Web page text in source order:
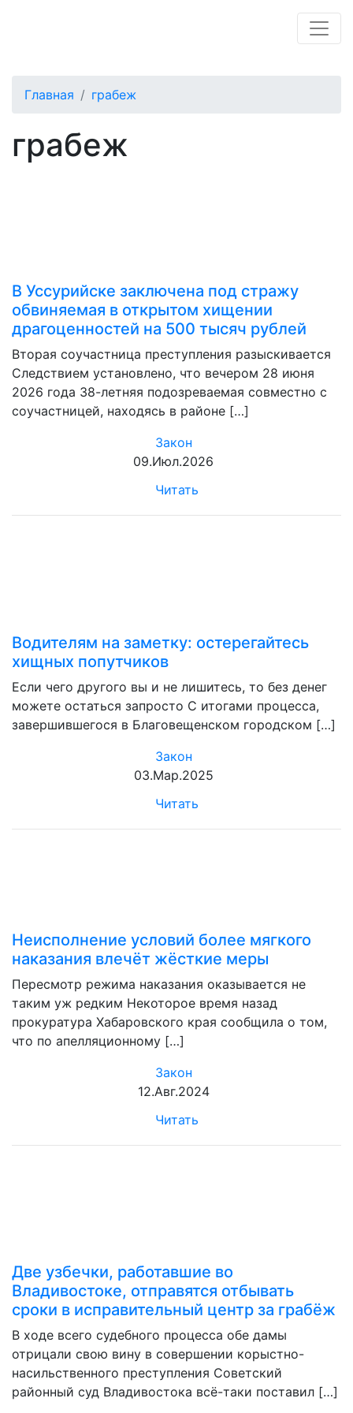
Главная грабеж
грабеж
В Уссурийске заключена под стражу
обвиняемая в открытом хищении
драгоценностей на 500 тысяч рублей
Вторая соучастница преступления разыскивается
Следствием установлено, что вечером 28 июня
2026 года 38-летняя подозреваемая совместно с
соучастницей, находясь в районе […]
Закон
09.Июл.2026
Читать
Водителям на заметку: остерегайтесь
хищных попутчиков
Если чего другого вы и не лишитесь, то без денег
можете остаться запросто С итогами процесса,
завершившегося в Благовещенском городском […]
Закон
03.Мар.2025
Читать
Неисполнение условий более мягкого
наказания влечёт жёсткие меры
Пересмотр режима наказания оказывается не
таким уж редким Некоторое время назад
прокуратура Хабаровского края сообщила о том,
что по апелляционному […]
Закон
12.Авг.2024
Читать
Две узбечки, работавшие во
Владивостоке, отправятся отбывать
сроки в исправительный центр за грабёж
В ходе всего судебного процесса обе дамы
отрицали свою вину в совершении корыстно-
насильственного преступления Советский
районный суд Владивостока всё-таки поставил […]